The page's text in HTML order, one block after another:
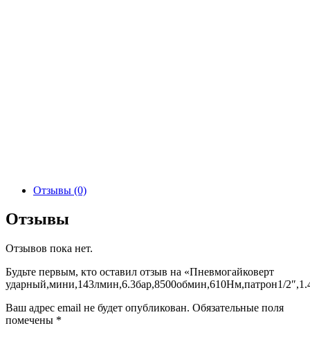
Отзывы (0)
Отзывы
Отзывов пока нет.
Будьте первым, кто оставил отзыв на «Пневмогайковерт
ударный,мини,143лмин,6.3бар,8500обмин,610Нм,патрон1/
Ваш адрес email не будет опубликован. Обязательные поля
помечены *